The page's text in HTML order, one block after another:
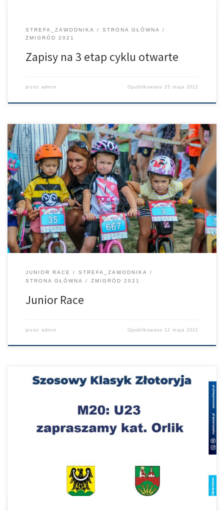
STREFA_ZAWODNIKA
STRONA GŁÓWNA
ŻMIGRÓD 2021
Zapisy na 3 etap cyklu otwarte
przez admin Opublikowano 25 maja 2021
Wybierasz się na Bike Maraton lub PKO Ubezpieczenia? Zabierz
dzieciaki. Razem z Bike Maraton powołaliśmy do życia PKO
Ubezpieczenia Junior Race – wyścigi dla najmłodszych. Część z
nich odbędzie się przy okazji wyścigów MTB część przy okazji
szosy. Stay Tuned. Zapisy w dzień startu pod namiotami PKO
Ubezpieczenia. Regulamin 2021 PKO Ubezpieczenia Junior
Race to zabawa […]
JUNIOR RACE
STREFA_ZAWODNIKA
STRONA GŁÓWNA
ŻMIGRÓD 2021
Junior Race
przez admin Opublikowano 12 maja 2021
Zgodnie z regulaminem na ten rok przypominamy, że w naszym
cyklu udział brać mogą zawodnicy z kategorii Orlik – zgodnie z
rocznikami PZKol. Przy większej ilości zgłoszonych zawodników
pojadą ze swojego sektora co gwarantuje doskonałe ściganie na